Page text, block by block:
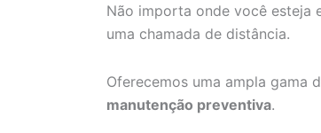
Não importa onde você esteja
uma chamada de distância.
Oferecemos uma ampla gama
manutenção preventiva.